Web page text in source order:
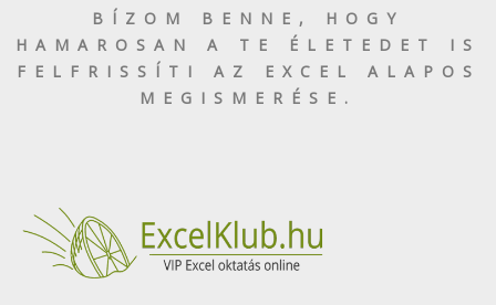
BÍZOM BENNE, HOGY
HAMAROSAN A TE ÉLETEDET IS
FELFRISSÍTI AZ EXCEL ALAPOS
MEGISMERÉSE.